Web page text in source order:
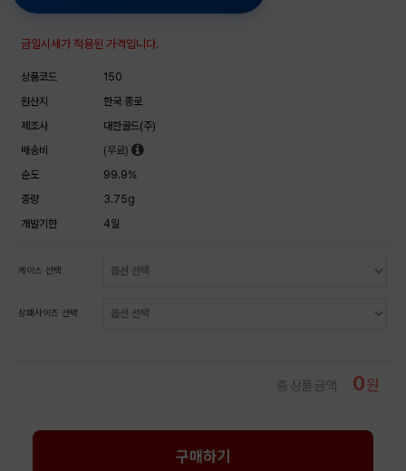
금일시세가 적용된 가격입니다.
상품코드
150
원산지
한국 종로
제조사
대한골드(주)
배송비
(무료)
순도
99.9%
중량
3.75g
개발기한
4일
케이스 선택
상패사이즈 선택
총 상품 금액 0원
구매하기